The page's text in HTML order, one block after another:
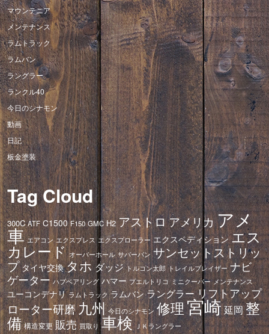
マウンテニア
メンテナンス
ラムトラック
ラムバン
ラングラー
ランクル40
今日のシナモン
動画
日記
板金塗装
Tag Cloud
300C ATF C1500 F150 GMC H2 アストロアメリカ アメ
車 エアコン エクスプレス エクスプローラー エクスペディション エス
カレード オーバーホール サバーバン サンセットストリッ
プタイヤ交換タホ ダッジ トルコン太郎 トレイルブレイザー ナビ
ゲーター ハブベアリング ハマー プエルトリコ ミニクーパー メンテナンス
ユーコンデナリ ラムトラック ラムバン ラングラーリフトアップ
ローター研磨九州 今日のシナモン 修理宮崎延岡整
備 構造変更 販売 買取り 車検 ＪＫラングラー